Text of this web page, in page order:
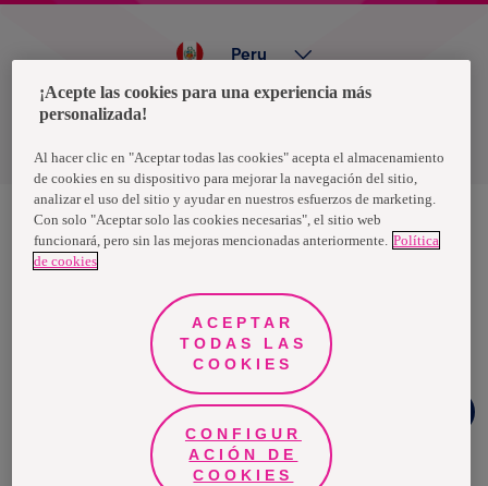
Política de privacidad de datos
Peru
Nosotras, una marca de Essity - una compañía global líder en
higiene y salud. Cada día, mil millones de personas, en todo el
propósito es romper barreras por el bienestar en beneficio de
consumidores, pacientes, cuidadores, clientes y la sociedad en
general. Vendemos en aproximadamente 150 países bajo las
principales marcas globales TENA y Tork, así como otras marcas
como Actimove, Cutimed, JOBST, Knix, Leukoplast, Libero, Libresse,
Lotus, Modibodi, Nosotras, Saba, Tempo, TOM Organic y Zewa. En
2024, Essity tuvo ventas de aproximadamente 13 mil millones de
euros y empleó a 36,000 personas. La sede de la compañía está
ubicada en Estocolmo, Suecia, y Essity cotiza en Nasdaq Estocolmo.
Más información enwww.essity.com.
¡Acepte las cookies para una experiencia más
personalizada!
Al hacer clic en "Aceptar todas las cookies" acepta el almacenamiento
de cookies en su dispositivo para mejorar la navegación del sitio,
analizar el uso del sitio y ayudar en nuestros esfuerzos de marketing.
Con solo "Aceptar solo las cookies necesarias", el sitio web
funcionará, pero sin las mejoras mencionadas anteriormente. Política
de cookies
ACEPTAR
TODAS LAS
COOKIES
CONFIGUR
ACIÓN DE
COOKIES